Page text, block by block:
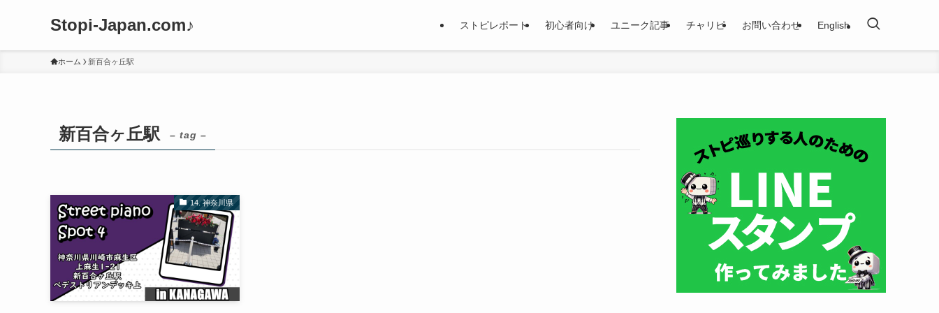
Stopi-Japan.com♪ ストピレポート 初心者向け ユニーク記事 チャリピ お問い合わせ English
ホーム 新百合ヶ丘駅
新百合ヶ丘駅 – tag –
14. 神奈川県